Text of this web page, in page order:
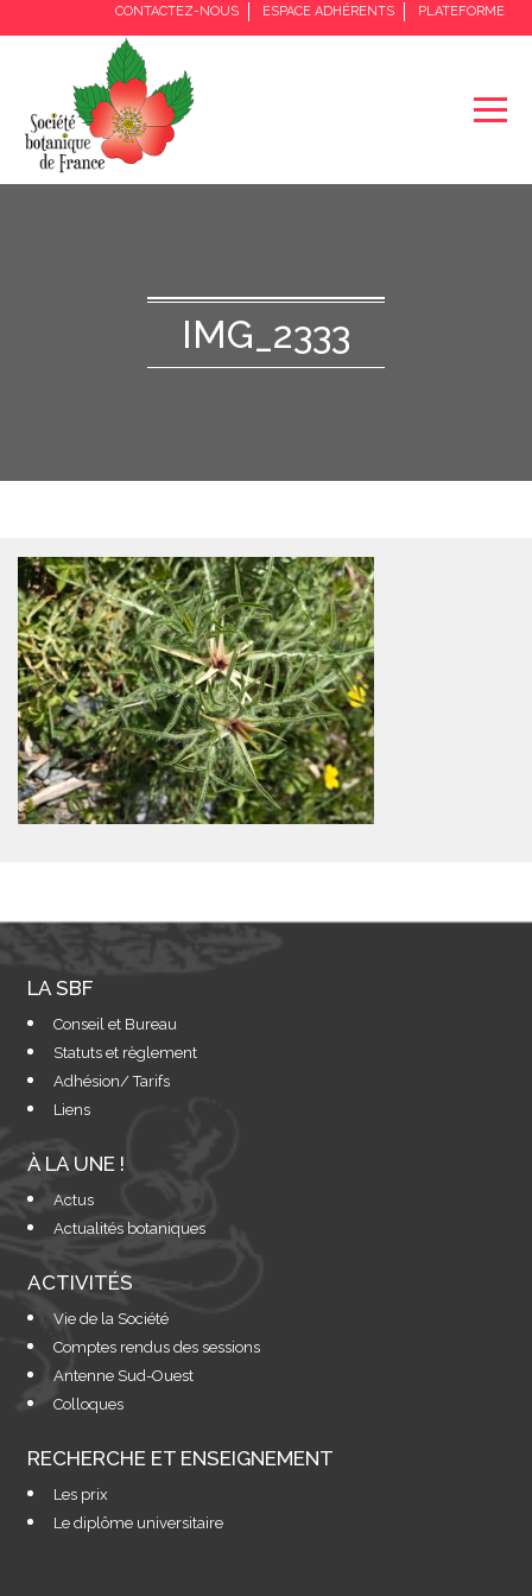
CONTACTEZ-NOUS ESPACE ADHÉRENTS PLATEFORME
IMG_2333
LA SBF
Conseil et Bureau
Statuts et règlement
Adhésion/ Tarifs
Liens
À LA UNE !
Actus
Actualités botaniques
ACTIVITÉS
Vie de la Société
Comptes rendus des sessions
Antenne Sud-Ouest
Colloques
RECHERCHE ET ENSEIGNEMENT
Les prix
Le diplôme universitaire